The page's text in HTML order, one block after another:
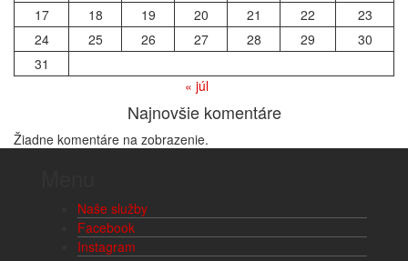
17
18 19 20 21 22
23
24
25 26 27 28 29
30
31
« júl
Najnovšie komentáre
Žiadne komentáre na zobrazenie.
Naše služby
Facebook
Instagram